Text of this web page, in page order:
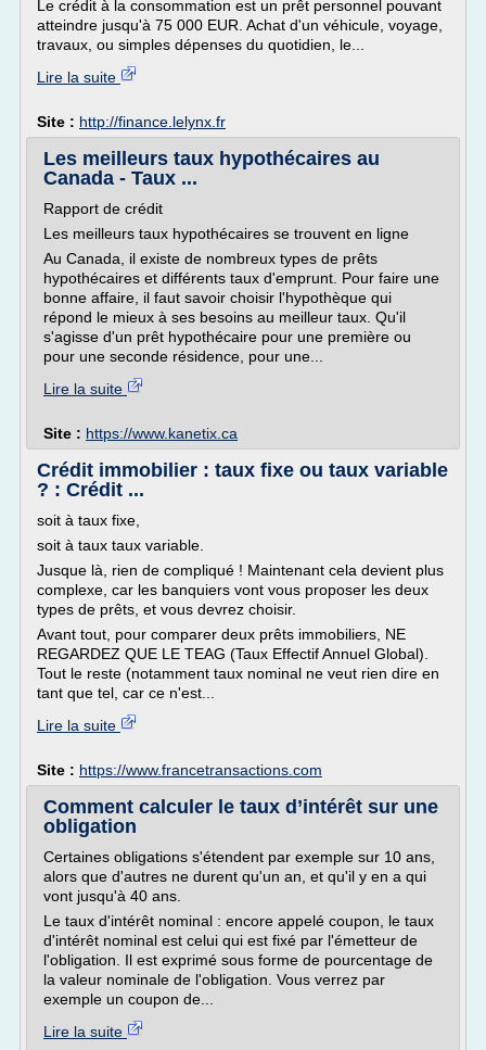
Le crédit à la consommation est un prêt personnel pouvant
atteindre jusqu'à 75 000 EUR. Achat d'un véhicule, voyage,
travaux, ou simples dépenses du quotidien, le...
Lire la suite
Site : http://finance.lelynx.fr
Les meilleurs taux hypothécaires au
Canada - Taux ...
Rapport de crédit
Les meilleurs taux hypothécaires se trouvent en ligne
Au Canada, il existe de nombreux types de prêts
hypothécaires et différents taux d'emprunt. Pour faire une
bonne affaire, il faut savoir choisir l'hypothèque qui
répond le mieux à ses besoins au meilleur taux. Qu'il
s'agisse d'un prêt hypothécaire pour une première ou
pour une seconde résidence, pour une...
Lire la suite
Site : https://www.kanetix.ca
Crédit immobilier : taux fixe ou taux variable
? : Crédit ...
soit à taux fixe,
soit à taux taux variable.
Jusque là, rien de compliqué ! Maintenant cela devient plus
complexe, car les banquiers vont vous proposer les deux
types de prêts, et vous devrez choisir.
Avant tout, pour comparer deux prêts immobiliers, NE
REGARDEZ QUE LE TEAG (Taux Effectif Annuel Global).
Tout le reste (notamment taux nominal ne veut rien dire en
tant que tel, car ce n'est...
Lire la suite
Site : https://www.francetransactions.com
Comment calculer le taux d’intérêt sur une
obligation
Certaines obligations s'étendent par exemple sur 10 ans,
alors que d'autres ne durent qu'un an, et qu'il y en a qui
vont jusqu'à 40 ans.
Le taux d'intérêt nominal : encore appelé coupon, le taux
d'intérêt nominal est celui qui est fixé par l'émetteur de
l'obligation. Il est exprimé sous forme de pourcentage de
la valeur nominale de l'obligation. Vous verrez par
exemple un coupon de...
Lire la suite